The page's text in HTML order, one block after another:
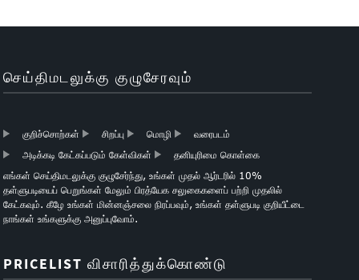
செய்திமடலுக்கு குழுசேரவும்
குறிச்சொற்கள் சிறப்பு மொழி
வரைபடம்
அடிக்கடி கேட்கப்படும் கேள்விகள்
தனியுரிமை கொள்கை
எங்கள் செய்திமடலுக்கு குழுசேர்ந்து, உங்கள் முதல் ஆர்டரில் 10%
தள்ளுபடியைப் பெறுங்கள் மேலும் பிரத்யேக சலுகைகளைப் பற்றி முதலில்
கேட்கவும். கீழே உங்கள் மின்னஞ்சலை நிரப்பவும், உங்கள் தள்ளுபடி குறியீட்டை
நாங்கள் உங்களுக்கு அனுப்புவோம்.
PRICELIST விசாரித்துக்கொண்டு